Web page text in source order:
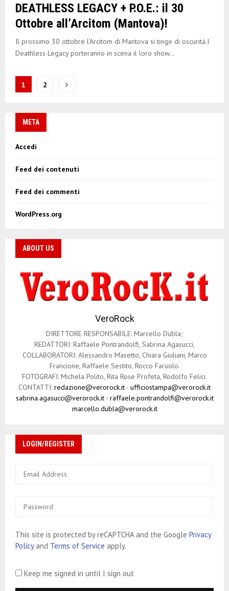
DEATHLESS LEGACY + P.O.E.: il 30
Ottobre all’Arcitom (Mantova)!
Il prossimo 30 ottobre l’Arcitom di Mantova si tinge di oscurità.I
Deathless Legacy porteranno in scena il loro show...
N
i
a
z
i
e
o
l
1 2
META
Accedi
Feed dei contenuti
Feed dei commenti
WordPress.org
ABOUT US
VeroRock
DIRETTORE RESPONSABILE: Marcello Dubla;
REDATTORI: Raffaele Pontrandolfi, Sabrina Agasucci,
COLLABORATORI: Alessandro Masetto, Chiara Giuliani, Marco
Francione, Raffaele Sestito, Rocco Faruolo.
FOTOGRAFI: Michela Polito, Rita Rose Profeta, Rodolfo Felici.
CONTATTI: redazione@verorock.it - ufficiostampa@verorock.it
sabrina.agasucci@verorock.it- raffaele.pontrandolfi@verorock.it
marcello.dubla@verorock.it
LOGIN/REGISTER
This site is protected by reCAPTCHA and the Google Privacy
Policyand Terms of Service apply.
Keep me signed in until I sign out